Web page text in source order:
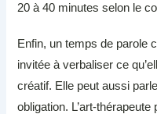
20 à 40 minutes selon le
Enfin, un temps de parole
invitée à verbaliser ce
créatif. Elle peut aussi
obligation. L’art-